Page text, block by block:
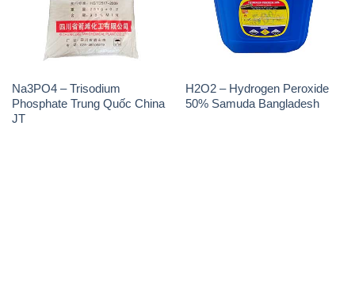
Na3PO4 – Trisodium
Phosphate Trung Quốc China
JT
H2O2 – Hydrogen Peroxide
50% Samuda Bangladesh